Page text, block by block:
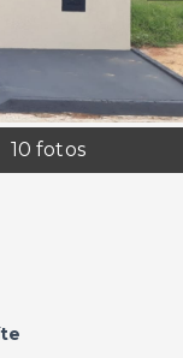
10 fotos